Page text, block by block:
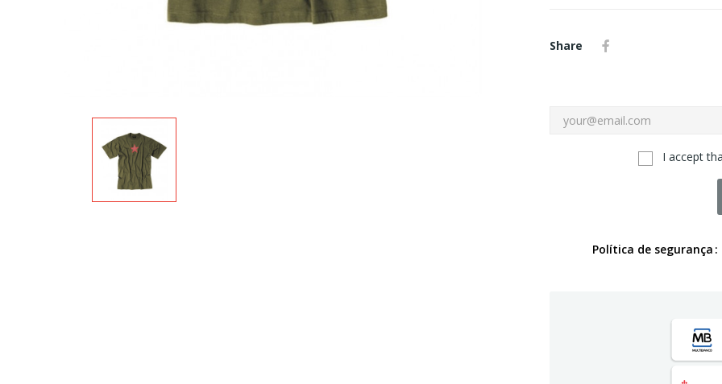
Share
I accept
Política de segurança